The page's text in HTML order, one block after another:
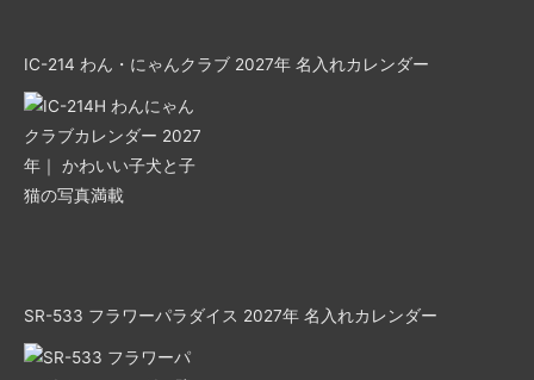
IC-214 わん・にゃんクラブ 2027年 名入れカレンダー
SR-533 フラワーパラダイス 2027年 名入れカレンダー